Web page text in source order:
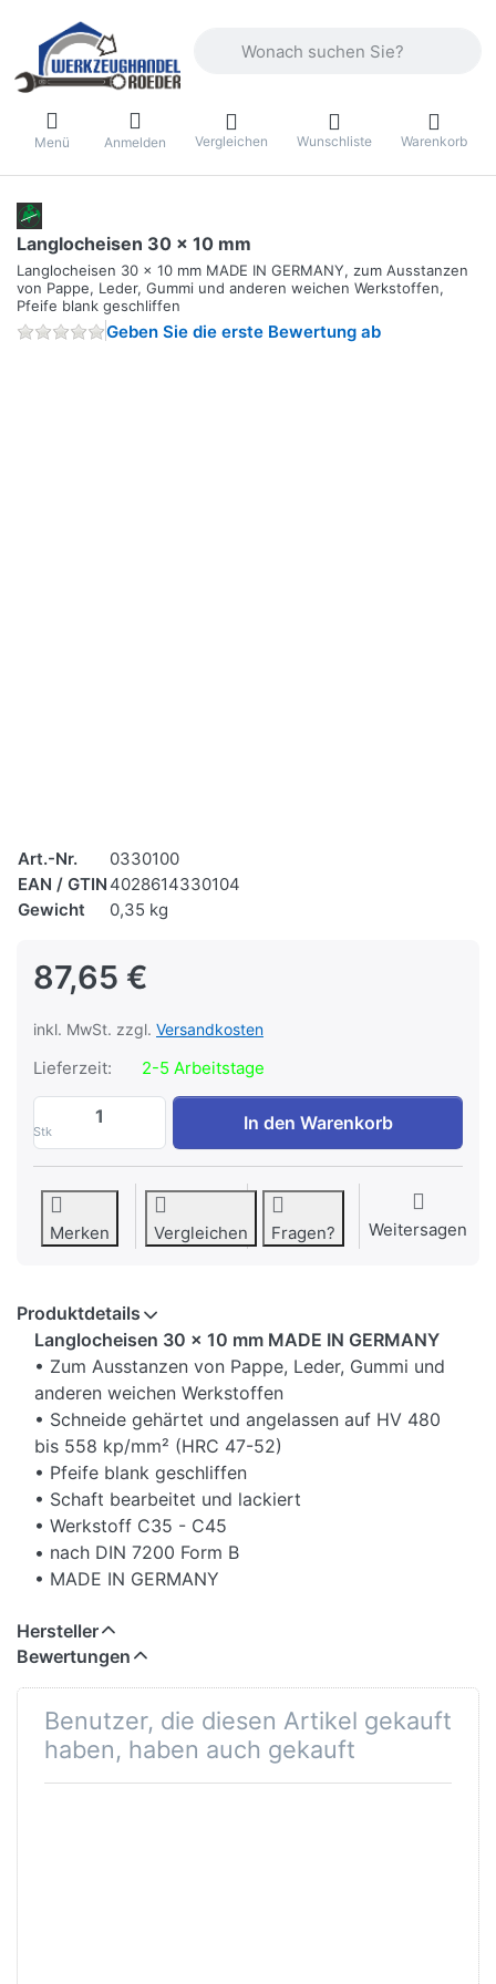
Menü Anmelden Vergleichen Wunschliste Warenkorb
Langlocheisen 30 x 10 mm
Langlocheisen 30 x 10 mm MADE IN GERMANY, zum Ausstanzen
von Pappe, Leder, Gummi und anderen weichen Werkstoffen,
Pfeife blank geschliffen
Geben Sie die erste Bewertung ab
Art.-Nr.
0330100
EAN / GTIN 4028614330104
Gewicht
0,35 kg
87,65 €
inkl. MwSt. zzgl. Versandkosten
Lieferzeit: 2-5 Arbeitstage
Stk
Langlocheisen 30 x 10 mm zu 87,65 €,
In den Warenkorb
Merken Vergleichen Fragen? Weitersagen
Produktdetails
Langlocheisen 30 x 10 mm MADE IN GERMANY
• Zum Ausstanzen von Pappe, Leder, Gummi und
anderen weichen Werkstoffen
• Schneide gehärtet und angelassen auf HV 480
bis 558 kp/mm² (HRC 47-52)
• Pfeife blank geschliffen
• Schaft bearbeitet und lackiert
• Werkstoff C35 - C45
• nach DIN 7200 Form B
• MADE IN GERMANY
Hersteller
Bewertungen
Benutzer, die diesen Artikel gekauft
haben, haben auch gekauft